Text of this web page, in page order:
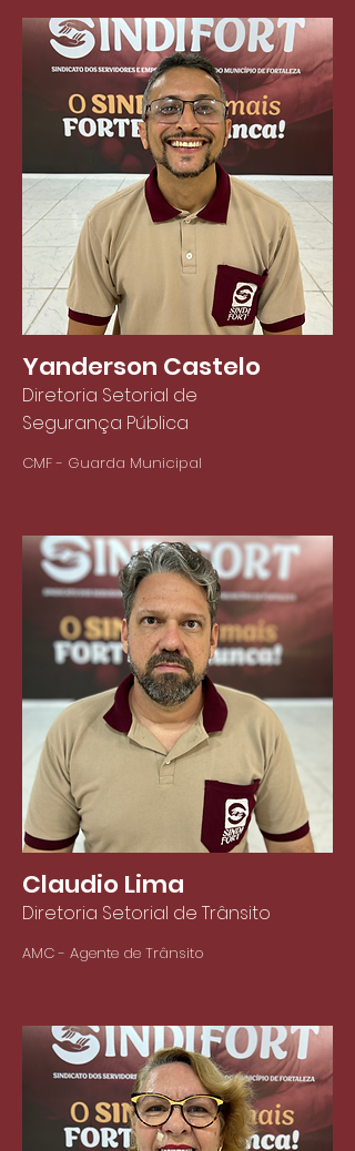
Yanderson Castelo
Diretoria Setorial de
Segurança Pública
CMF - Guarda Municipal
Claudio Lima
Diretoria Setorial de Trânsito
AMC - Agente de Trânsito